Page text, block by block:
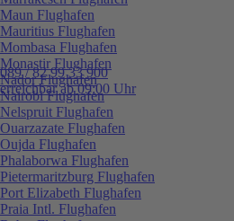
089 / 82 99 33 900
erreichbar ab 09:00 Uhr
Maun Flughafen
Mauritius Flughafen
Mombasa Flughafen
Monastir Flughafen
Nador Flughafen
Nairobi Flughafen
Nelspruit Flughafen
Ouarzazate Flughafen
Oujda Flughafen
Phalaborwa Flughafen
Pietermaritzburg Flughafen
Port Elizabeth Flughafen
Praia Intl. Flughafen